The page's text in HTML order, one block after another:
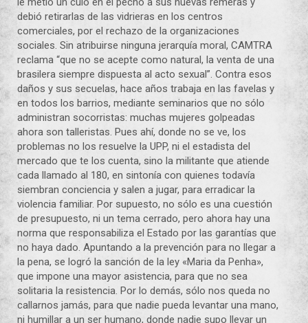
debió retirarlas de las vidrieras en los centros
comerciales, por el rechazo de la organizaciones
sociales. Sin atribuirse ninguna jerarquía moral, CAMTRA
reclama “que no se acepte como natural, la venta de una
brasilera siempre dispuesta al acto sexual”. Contra esos
daños y sus secuelas, hace años trabaja en las favelas y
en todos los barrios, mediante seminarios que no sólo
administran socorristas: muchas mujeres golpeadas
ahora son talleristas. Pues ahí, donde no se ve, los
problemas no los resuelve la UPP, ni el estadista del
mercado que te los cuenta, sino la militante que atiende
cada llamado al 180, en sintonía con quienes todavía
siembran conciencia y salen a jugar, para erradicar la
violencia familiar. Por supuesto, no sólo es una cuestión
de presupuesto, ni un tema cerrado, pero ahora hay una
norma que responsabiliza el Estado por las garantías que
no haya dado. Apuntando a la prevención para no llegar a
la pena, se logró la sanción de la ley «Maria da Penha»,
que impone una mayor asistencia, para que no sea
solitaria la resistencia. Por lo demás, sólo nos queda no
callarnos jamás, para que nadie pueda levantar una mano,
ni humillar a un ser humano, donde nadie supo llevar un